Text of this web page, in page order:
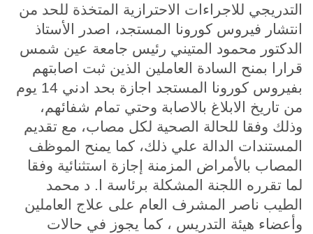
سجل الان
التدريجي للاجراءات الاحترازية المتخذة للحد من
انتشار فيروس كورونا المستجد، اصدر الأستاذ
الدكتور محمود المتيني رئيس جامعة عين شمس
قرارا بمنح السادة العاملين الذين ثبت اصابتهم
بفيروس كورونا المستجد اجازة بحد ادني 14 يوم
من تاريخ الابلاغ بالاصابة وحتي تمام شفائهم،
وذلك وفقا للحالة الصحية لكل مصاب، مع تقديم
المستندات الدالة علي ذلك، كما يمنح الموظف
المصاب بالأمراض المزمنة إجازة استثنائية وفقا
لما تقرره اللجنة المشكلة برئاسة ا. د محمد
الطيب ناصر المشرف العام على علاج العاملين
وأعضاء هيئة التدريس ، كما يجوز في حالات